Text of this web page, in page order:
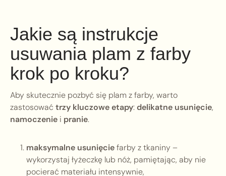
Jakie są instrukcje
usuwania plam z farby
krok po kroku?
Aby skutecznie pozbyć się plam z farby, warto
zastosować trzy kluczowe etapy:delikatne usunięcie,
namoczenie i pranie.
maksymalne usunięciefarby z tkaniny –
wykorzystaj łyżeczkę lub nóż, pamiętając, aby nie
pocierać materiału intensywnie,